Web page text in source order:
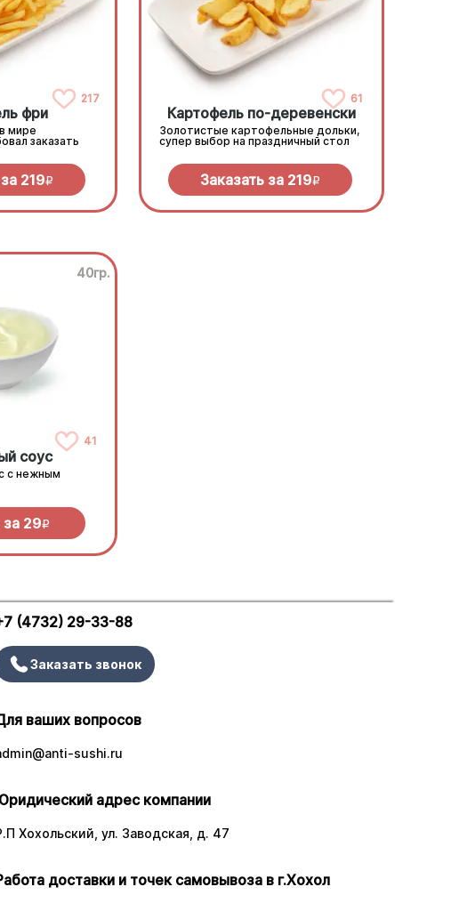
217
фри
мире
заказать
219R
61
Картофель по-деревенски
Золотистые картофельные дольки,
супер выбор на праздничный стол
Заказать за 219R
40гр.
41
соус
с нежным
за 29R
(4732) 29-33-88
Заказать звонок
ваших вопросов
sushi.ru
адрес компании
Хохольский, ул. Заводская, д. 47
доставки и точек самовывоза в г.Хохол